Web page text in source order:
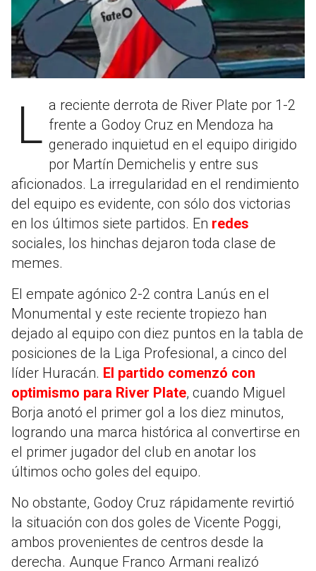
La reciente derrota de River Plate por 1-2 frente a Godoy Cruz en Mendoza ha
generado inquietud en el equipo dirigido
por Martín Demichelis y entre sus
aficionados. La irregularidad en el rendimiento
del equipo es evidente, con sólo dos victorias
en los últimos siete partidos. En redes
sociales, los hinchas dejaron toda clase de
memes.
El empate agónico 2-2 contra Lanús en el
Monumental y este reciente tropiezo han
dejado al equipo con diez puntos en la tabla de
posiciones de la Liga Profesional, a cinco del
líder Huracán. El partido comenzó con
optimismo para River Plate, cuando Miguel
Borja anotó el primer gol a los diez minutos,
logrando una marca histórica al convertirse en
el primer jugador del club en anotar los
últimos ocho goles del equipo.
No obstante, Godoy Cruz rápidamente revirtió
la situación con dos goles de Vicente Poggi,
ambos provenientes de centros desde la
derecha. Aunque Franco Armani realizó